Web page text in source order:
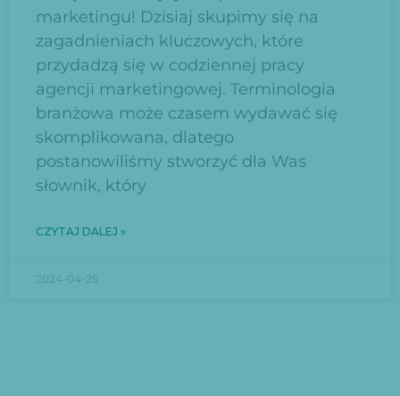
marketingu! Dzisiaj skupimy się na
zagadnieniach kluczowych, które
przydadzą się w codziennej pracy
agencji marketingowej. Terminologia
branżowa może czasem wydawać się
skomplikowana, dlatego
postanowiliśmy stworzyć dla Was
słownik, który
CZYTAJ DALEJ »
2024-04-25